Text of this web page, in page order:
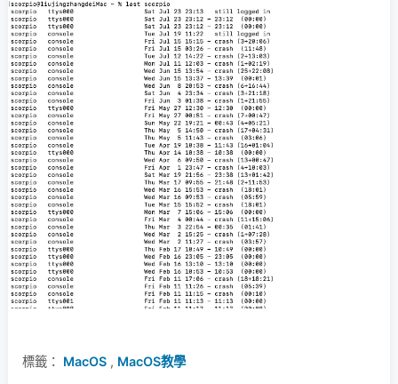
標籤： MacOS , MacOS教學